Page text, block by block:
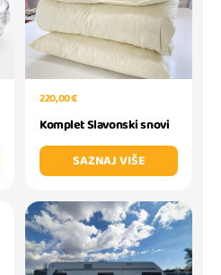
220,00 €
Komplet Slavonski snovi
SAZNAJ VIŠE